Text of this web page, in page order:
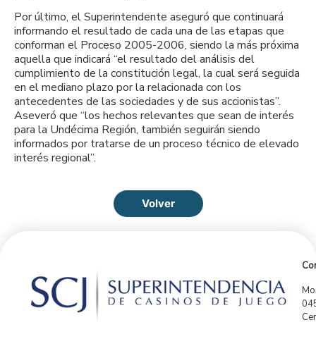
Por último, el Superintendente aseguró que continuará
informando el resultado de cada una de las etapas que
conforman el Proceso 2005-2006, siendo la más próxima
aquella que indicará “el resultado del análisis del
cumplimiento de la constitución legal, la cual será seguida
en el mediano plazo por la relacionada con los
antecedentes de las sociedades y de sus accionistas”.
Aseveró que “los hechos relevantes que sean de interés
para la Undécima Región, también seguirán siendo
informados por tratarse de un proceso técnico de elevado
interés regional”.
Volver